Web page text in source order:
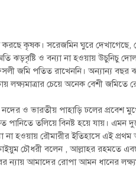
কৃষক। সরেজমিন ঘুরে দেখাগেছে,
ঝড়বৃষ্টি ও বন্যা না হওয়ায় উচুনিচু
জমি পতিত রাখেননি। অন্যান্য বছর
চেয়ে অনেক বেশী জমিতে
ও ভারতীয় পাহাড়ি ঢলের প্রবেশ
তলিয়ে বিনষ্ট হয়ে যায়। এমন
না হওয়ায় রৌমারীর ইতিহাসে এই
চৌধরী বলেন , আল্লাহর রহমতে
আমাদের রোপা আমন ধানের